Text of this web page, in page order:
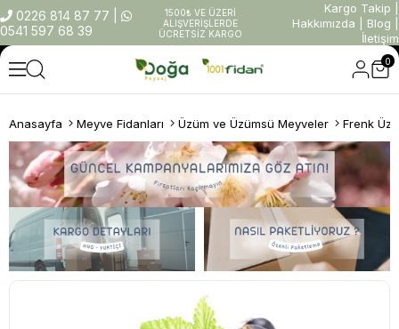
0226 814 87 77
0541 597 68 39
1500₺ VE ÜZERİ
ALIŞVERİŞLERDE
ÜCRETSİZ KARGO
Kargo Takip
Hakkımızda
Blog
İletişim
0
Anasayfa Meyve Fidanları Üzüm ve Üzümsü Meyveler Frenk